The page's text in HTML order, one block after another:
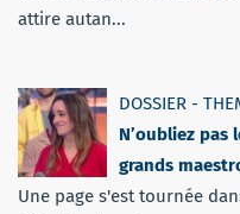
attire autan...
DOSSIER -
N’oubliez pas
grands
Une page s'est tournée